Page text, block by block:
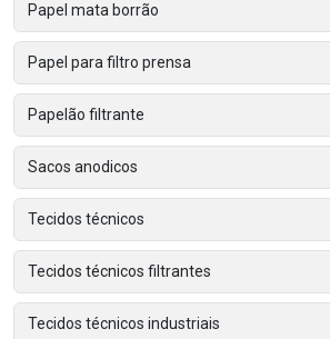
Papel mata borrão
Papel para filtro prensa
Papelão filtrante
Sacos anodicos
Tecidos técnicos
Tecidos técnicos filtrantes
Tecidos técnicos industriais